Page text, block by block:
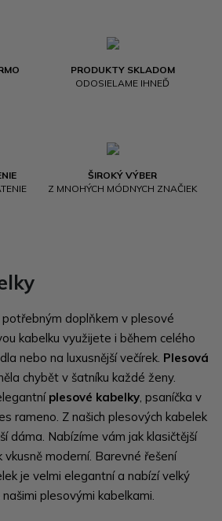
PRODUKTY SKLADOM
ODOSIELAME IHNEĎ
ŠIROKÝ VÝBER
Z MNOHÝCH MÓDNYCH ZNAČIEK
potřebným doplňkem v plesové
kabelku využijete i během celého
nebo na luxusnější večírek. Plesová
chybět v šatníku každé ženy.
plesové kabelky, psaníčka v
rameno. Z našich plesových kabelek
dáma. Nabízíme vám jak klasičtější
moderní. Barevné řešení
je velmi elegantní a nabízí velký
plesovými kabelkami.